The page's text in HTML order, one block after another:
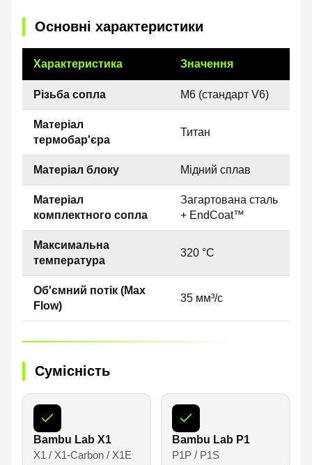
Основні характеристики
Характеристика Значення
Різьба сопла M6 (стандарт V6)
Матеріал
термобар'єра
Титан
Матеріал блоку Мідний сплав
Матеріал
комплектного сопла
Загартована сталь
+ EndCoat™
Максимальна
температура
320 °C
Об'ємний потік (Max
Flow)
35 мм³/с
Сумісність
Bambu Lab X1
X1 / X1-Carbon / X1E
Bambu Lab P1
P1P / P1S